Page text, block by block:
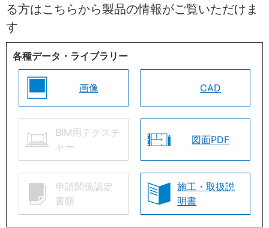
る方はこちらから製品の情報がご覧いただけま
す
各種データ・ライブラリー
画像 CAD
BIM用テクスチ
ャー
図面PDF
申請関係認定
書類
施工・取扱説
明書